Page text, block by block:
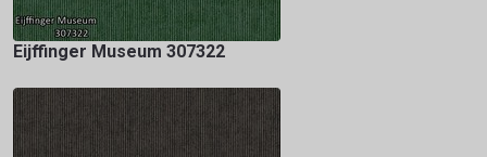
Eijffinger Museum 307322